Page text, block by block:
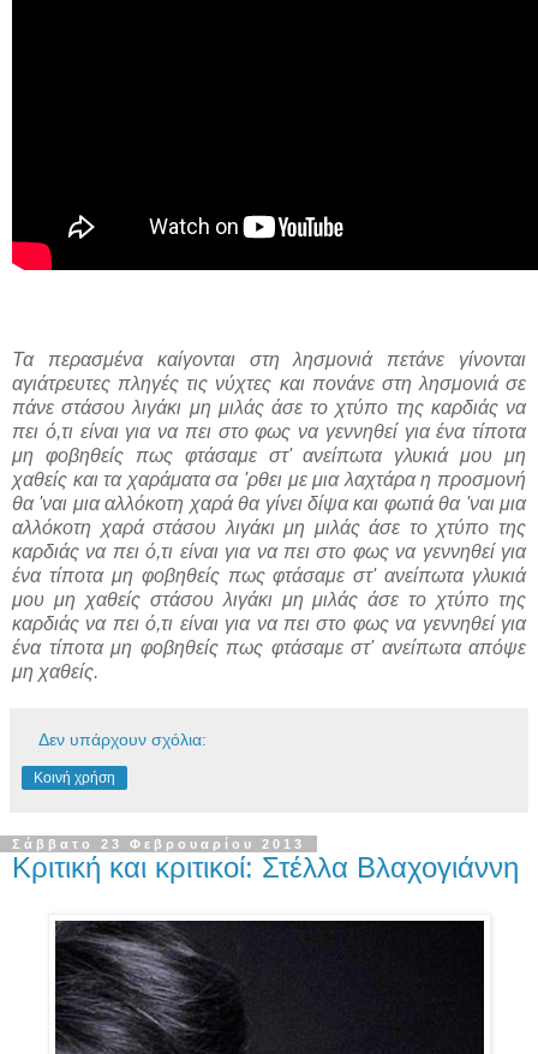
Τα περασμένα καίγονται στη λησμονιά πετάνε γίνονται
αγιάτρευτες πληγές τις νύχτες και πονάνε στη λησμονιά σε
πάνε στάσου λιγάκι μη μιλάς άσε το χτύπο της καρδιάς να
πει ό,τι είναι για να πει στο φως να γεννηθεί για ένα τίποτα
μη φοβηθείς πως φτάσαμε στ' ανείπωτα γλυκιά μου μη
χαθείς και τα χαράματα σα 'ρθει με μια λαχτάρα η προσμονή
θα 'ναι μια αλλόκοτη χαρά θα γίνει δίψα και φωτιά θα 'ναι μια
αλλόκοτη χαρά στάσου λιγάκι μη μιλάς άσε το χτύπο της
καρδιάς να πει ό,τι είναι για να πει στο φως να γεννηθεί για
ένα τίποτα μη φοβηθείς πως φτάσαμε στ' ανείπωτα γλυκιά
μου μη χαθείς στάσου λιγάκι μη μιλάς άσε το χτύπο της
καρδιάς να πει ό,τι είναι για να πει στο φως να γεννηθεί για
ένα τίποτα μη φοβηθείς πως φτάσαμε στ' ανείπωτα απόψε
μη χαθείς.
Δεν υπάρχουν σχόλια:
Κοινή χρήση
Σάββατο 23 Φεβρουαρίου 2013
Κριτική και κριτικοί: Στέλλα Βλαχογιάννη